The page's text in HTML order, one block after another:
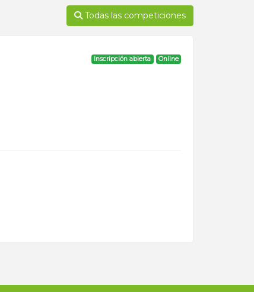
Todas las competiciones
Inscripción abierta Online